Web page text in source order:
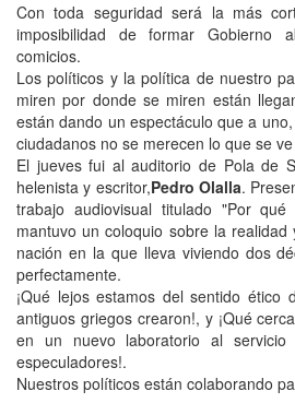
Con toda seguridad será la más
imposibilidad de formar Gobierno
comicios.
Los políticos y la política de nuestro
miren por donde se miren están
están dando un espectáculo que a
ciudadanos no se merecen lo que se
El jueves fui al auditorio de Pola de
helenista y escritor,Pedro Olalla.
trabajo audiovisual titulado "Por
mantuvo un coloquio sobre la
nación en la que lleva viviendo dos
perfectamente.
¡Qué lejos estamos del sentido ético
antiguos griegos crearon!, y ¡Qué
en un nuevo laboratorio al
especuladores!.
Nuestros políticos están colaborando